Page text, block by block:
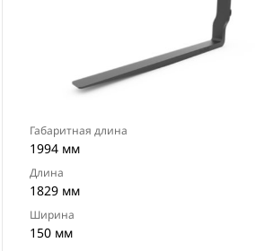
Габаритная длина
1994 мм
Длина
1829 мм
Ширина
150 мм